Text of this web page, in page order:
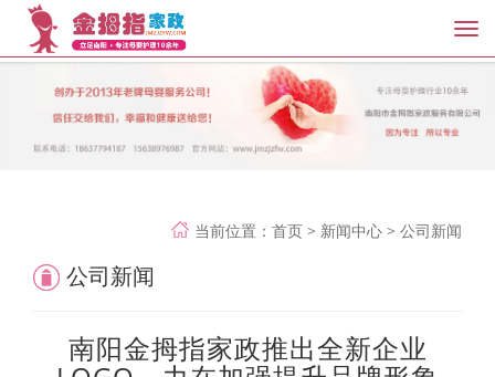
当前位置： 首页 > 新闻中心 > 公司新闻
公司新闻
南阳金拇指家政推出全新企业